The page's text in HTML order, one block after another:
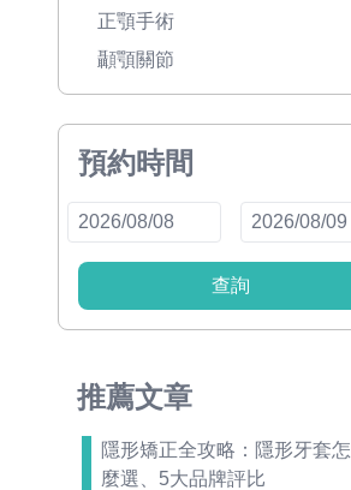
正顎手術
顳顎關節
預約時間
查詢
推薦文章
隱形矯正全攻略：隱形牙套怎
麼選、5大品牌評比